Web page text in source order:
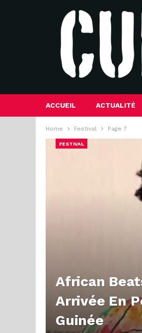
ACCUEIL ACTUALITÉ
Home Festival Page 7
FESTIVAL
African
Arrivée En
Guinée